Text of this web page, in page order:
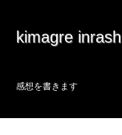
kimagre inrash
感想を書きます